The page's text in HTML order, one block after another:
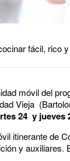
fácil, rico
móvil del
Vieja
24 y jueves
itinerante de
y auxiliares.